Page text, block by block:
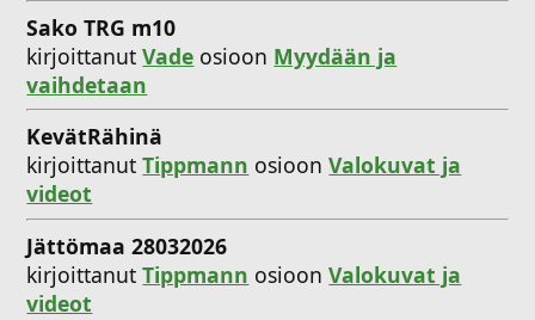
Sako TRG m10
kirjoittanutVade osioon Myydään ja
vaihdetaan
KevätRähinä
kirjoittanutTippmann osioonValokuvat ja
videot
Jättömaa 28032026
kirjoittanutTippmann osioonValokuvat ja
videot